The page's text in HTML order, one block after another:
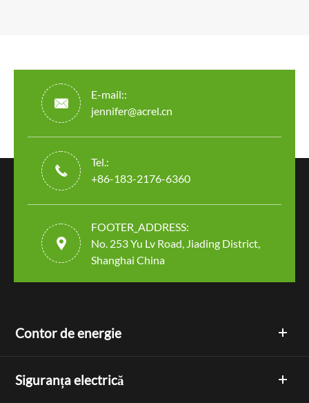

E-mail::
jennifer@acrel.cn

Tel.:
+86-183-2176-6360

FOOTER_ADDRESS:
No. 253 Yu Lv Road, Jiading District,
Shanghai China
Contor de energie
Siguranța electrică